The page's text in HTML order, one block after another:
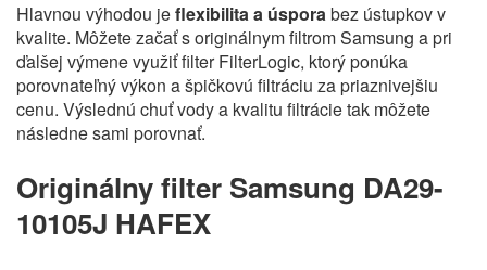
Hlavnou výhodou jeflexibilita a úsporabez ústupkov v
kvalite. Môžete začať s originálnym filtrom Samsung a pri
ďalšej výmene využiť filter FilterLogic, ktorý ponúka
porovnateľný výkon a špičkovú filtráciu za priaznivejšiu
cenu. Výslednú chuť vody a kvalitu filtrácie tak môžete
následne sami porovnať.
Originálny filter Samsung DA29-
10105J HAFEX